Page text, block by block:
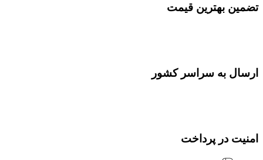
تضمین بهترین قیمت
ارسال به سراسر کشور
امنیت در پرداخت